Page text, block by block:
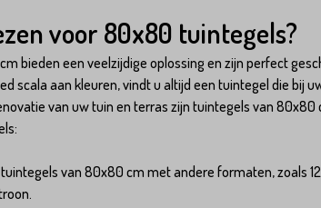
voor 80x80 tuintegels?
bieden een veelzijdige oplossing en zijn perfect
scala aan kleuren, vindt u altijd een tuintegel die bij
van uw tuin en terras zijn tuintegels van
van 80x80 cm met andere formaten, zoals